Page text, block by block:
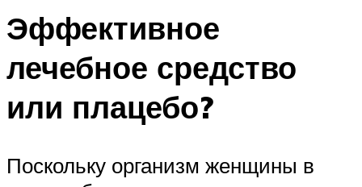
Эффективное
лечебное средство
или плацебо?
Поскольку организм женщины в